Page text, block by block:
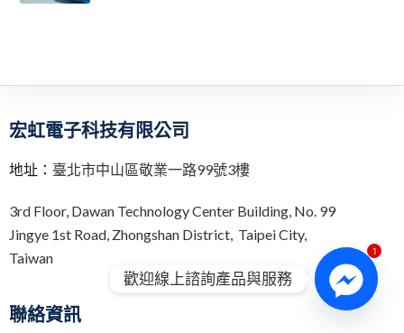
宏虹電子科技有限公司
地址： 臺北市中山區敬業一路99號3樓
3rd Floor, Dawan Technology Center Building, No. 99
Jingye 1st Road, Zhongshan District, Taipei City,
Taiwan
聯絡資訊
1
歡迎線上諮詢產品與服務